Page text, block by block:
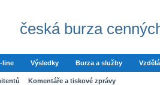
česká burza
line Výsledky Burza a služby
Komentáře a tiskové zprávy